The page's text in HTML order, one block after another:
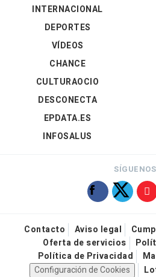
INTERNACIONAL
DEPORTES
VÍDEOS
CHANCE
CULTURAOCIO
DESCONECTA
EPDATA.ES
INFOSALUS
SÍGUENOS
Contacto Aviso legal
Oferta de servicios
Política de Privacidad
Configuración de Cookies